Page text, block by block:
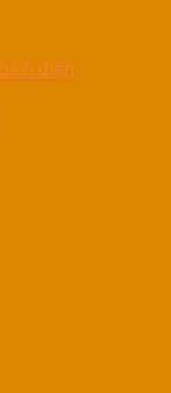
điện